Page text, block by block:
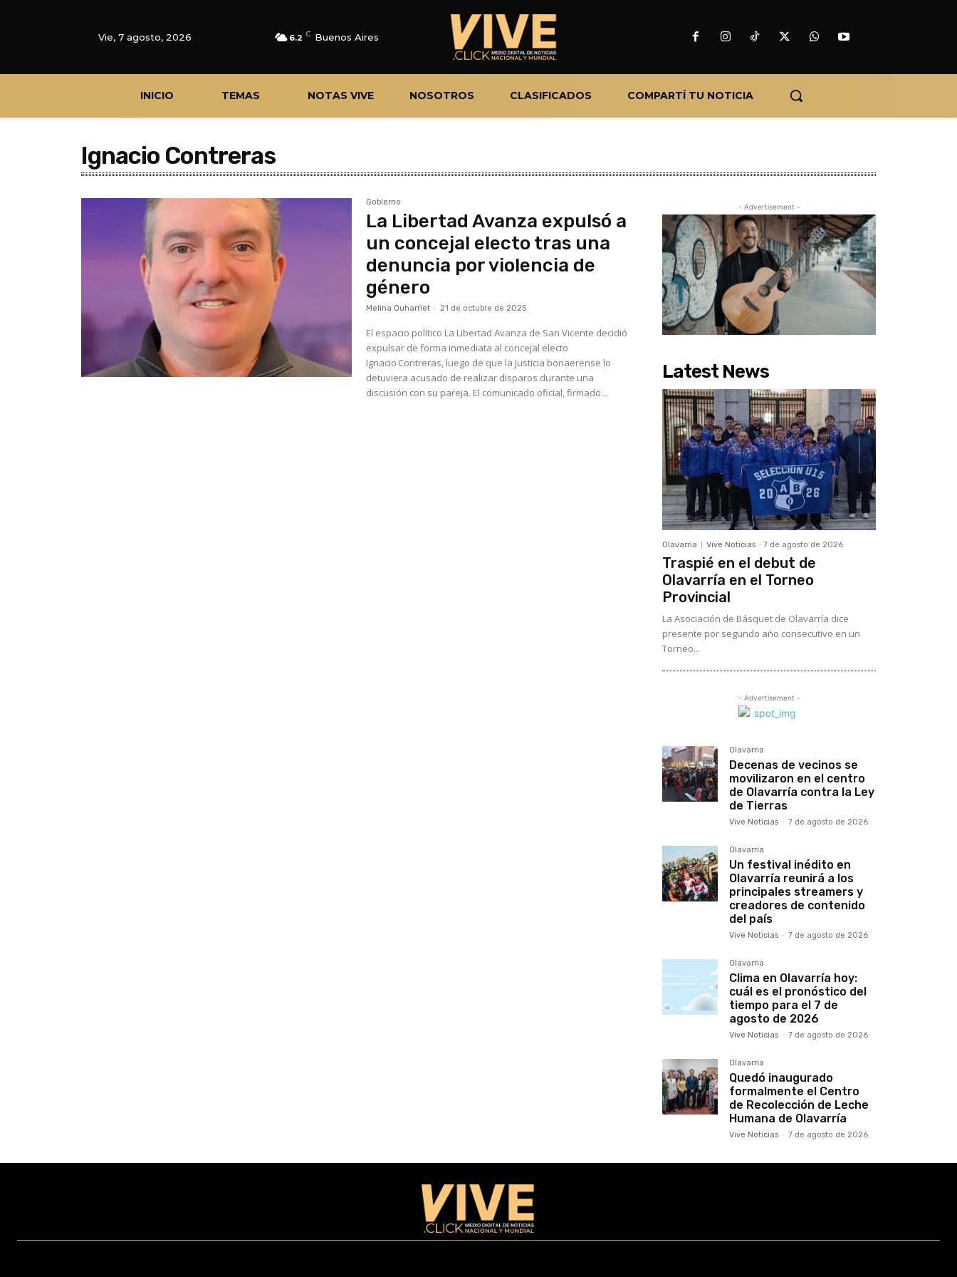
Vie, 7 agosto, 2026 6.2 C Buenos Aires
INICIO TEMAS NOTAS VIVE NOSOTROS CLASIFICADOS COMPARTÍ TU NOTICIA
Ignacio Contreras
Gobierno
La Libertad Avanza expulsó a
un concejal electo tras una
denuncia por violencia de
género
Melina Ouharriet - 21 de octubre de 2025
El espacio político La Libertad Avanza de San Vicente decidió
expulsar de forma inmediata al concejal electo
Ignacio Contreras, luego de que la Justicia bonaerense lo
detuviera acusado de realizar disparos durante una
discusión con su pareja. El comunicado oficial, firmado...
- Advertisement -
Latest News
Olavarria Vive Noticias - 7 de agosto de 2026
Traspié en el debut de
Olavarría en el Torneo
Provincial
La Asociación de Básquet de Olavarría dice
presente por segundo año consecutivo en un
Torneo...
- Advertisement -
Olavarria
Decenas de vecinos se
movilizaron en el centro
de Olavarría contra la Ley
de Tierras
Vive Noticias - 7 de agosto de 2026
Olavarria
Un festival inédito en
Olavarría reunirá a los
principales streamers y
creadores de contenido
del país
Vive Noticias - 7 de agosto de 2026
Olavarria
Clima en Olavarría hoy:
cuál es el pronóstico del
tiempo para el 7 de
agosto de 2026
Vive Noticias - 7 de agosto de 2026
Olavarria
Quedó inaugurado
formalmente el Centro
de Recolección de Leche
Humana de Olavarría
Vive Noticias - 7 de agosto de 2026